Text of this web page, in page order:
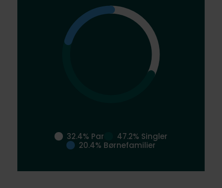
32.4% Par
47.2% Singler
20.4% Børnefamilier